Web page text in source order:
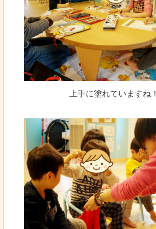
上手に塗れていますね！